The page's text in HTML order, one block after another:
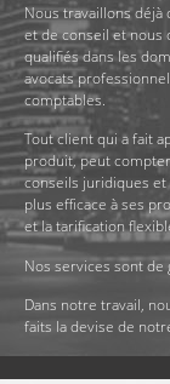
Nous travaillons
et de conseil et nous
qualifiés dans les
avocats
comptables.
Tout client qui a fait
produit, peut
conseils juridiques et
plus efficace à ses
et la tarification
Nos services sont
Dans notre travail,
faits la devise de